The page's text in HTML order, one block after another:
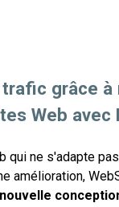
grâce
Web avec
qui ne s'adapte
amélioration,